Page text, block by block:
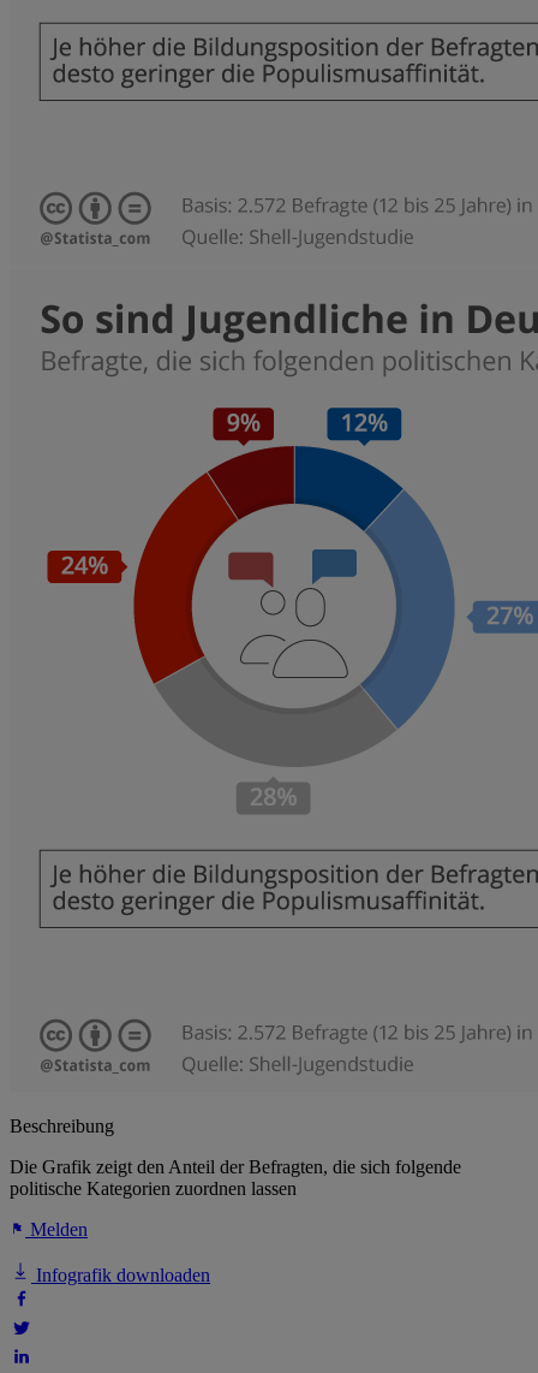
Beschreibung
Die Grafik zeigt den Anteil der Befragten, die sich folgende
politische Kategorien zuordnen lassen
Melden
Infografik downloaden